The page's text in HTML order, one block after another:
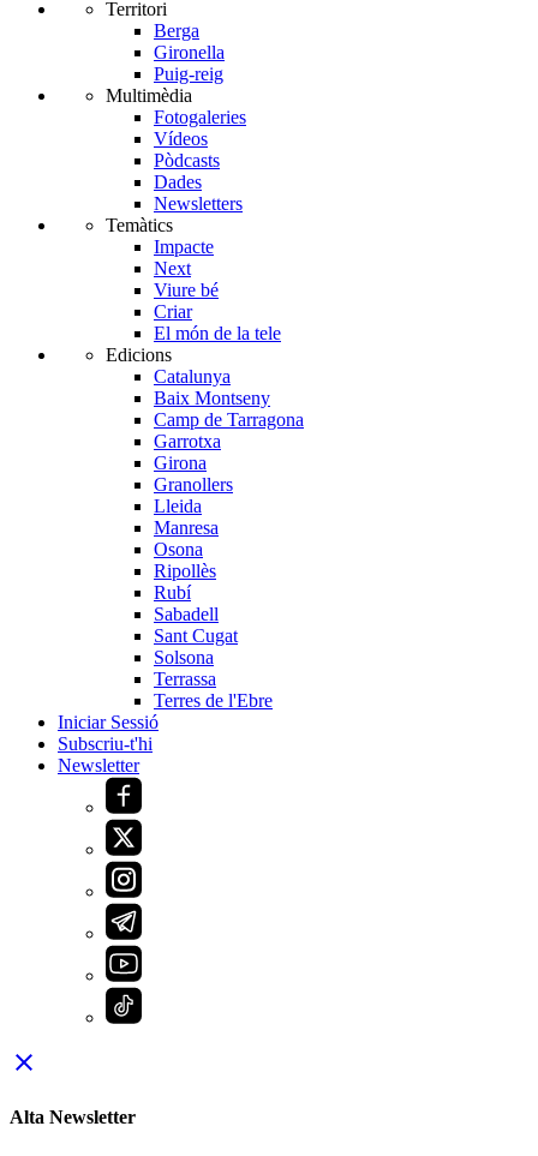
Territori
Berga
Gironella
Puig-reig
Multimèdia
Fotogaleries
Vídeos
Pòdcasts
Dades
Newsletters
Temàtics
Impacte
Next
Viure bé
Criar
El món de la tele
Edicions
Catalunya
Baix Montseny
Camp de Tarragona
Garrotxa
Girona
Granollers
Lleida
Manresa
Osona
Ripollès
Rubí
Sabadell
Sant Cugat
Solsona
Terrassa
Terres de l'Ebre
Iniciar Sessió
Subscriu-t'hi
Newsletter
close
Alta Newsletter